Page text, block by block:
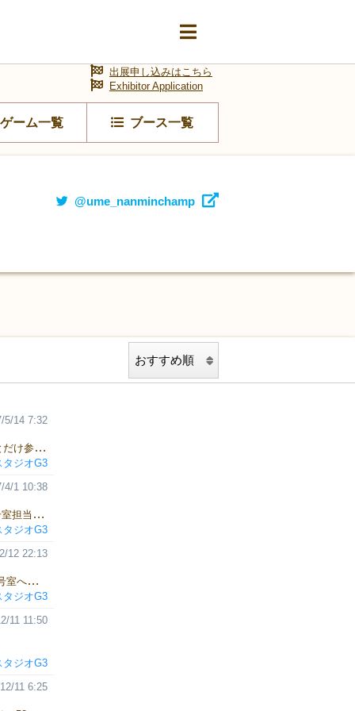
ゲーム一覧 ブース一覧
出展申し込みはこちら
Exhibitor Application
@ume_nanminchamp
スタジオG3・うめ小沢です。 ゲームマーケット2017春、ちょこっとだけ参加します。 前回出した食育系カードゲーム『JUST MEAT!!』のうち、パッケージにちょっと傷が入っちゃってるものを「アウトレット」として、1500円で頒布します。限定30個。 と思ったら、火加減チップがみあたらない。 各自、なにかで代用してもらうとして、じゃあ1000円でいかがでしょう、いかがでしょう。 11時まで、L40「米光とはらぺこゲームデザイナーズ」にいるので、お声がけください。 前回、終了後に気がついた誤字脱字の正誤表も配ってるよー（こちらはブース終了まで）
5/14 7:32
タジオG3
前回のアンケート設置からとても時間が空いてしまいました。801号室担当たきです。 アンケートにご回答いただいた方、ありがとうございました。すべてありがたく確認させていただきました。 複数回答可能な状態で長期間設置したアンケートなので、欲しいと考えてくださってる方は30～40人くらいじゃないかと予想しています。 小規模だけど、このまま「あきらめてください」と言ってしまうにはちょっと私には多い人数でした。 再販を目指したいけど、どうがんばっても単価が上がってしまうので 完成品にオマケをつけて、クラウドファンディングで再販プロジェクトを立ち上げました。 https://camp-fire.jp/projects/view/25649 高いです、単価。送料とか手数料とか、ままならない。。 ささやかですがオマケをつけてのAll-or-Nothingプロジェクトとしました。 プロジェクトが失敗したら製作は中止、資金はいただきません。小規模プロジェクトです。 支援募集は4月30日まで。達成したらそこから制作し、7月中に郵送でお届けを予定しています。 よろしくおねがいいたします！
4/1 10:38
タジオG3
ゲームマーケット2016秋、おつかれさまでした。 おかげさまで801号室へようこそ！は午前中に完売しました。 ありがたくも再販のお問合せを複数いただきましたので、現在再販を検討しています。 再販は実現しても少数ロットになりますが、少数すぎると単価が上がってしまいます。 なるべく単価を上げずに欲しい方にお届けしたいので、どの程度欲しい方がいらっしゃるのか、ご意見をお聞かせください。 801号室へようこそ！再販アンケート よろしくおねがいします！
12 22:13
タジオG3
11 11:50
タジオG3
11 6:25